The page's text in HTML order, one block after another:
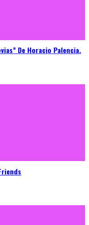
De Horacio Palencia.